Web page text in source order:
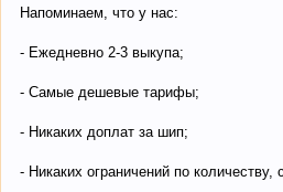
Напоминаем, что у нас:
- Ежедневно 2-3 выкупа;
- Самые дешевые тарифы;
- Никаких доплат за шип;
- Никаких ограничений по